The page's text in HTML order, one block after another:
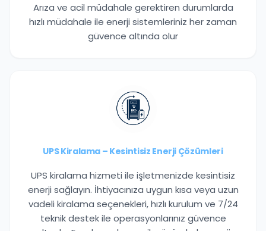
Arıza ve acil müdahale gerektiren durumlarda
hızlı müdahale ile enerji sistemleriniz her zaman
güvence altında olur
UPS Kiralama – Kesintisiz Enerji Çözümleri
UPS kiralama hizmeti ile işletmenizde kesintisiz
enerji sağlayın. İhtiyacınıza uygun kısa veya uzun
vadeli kiralama seçenekleri, hızlı kurulum ve 7/24
teknik destek ile operasyonlarınız güvence